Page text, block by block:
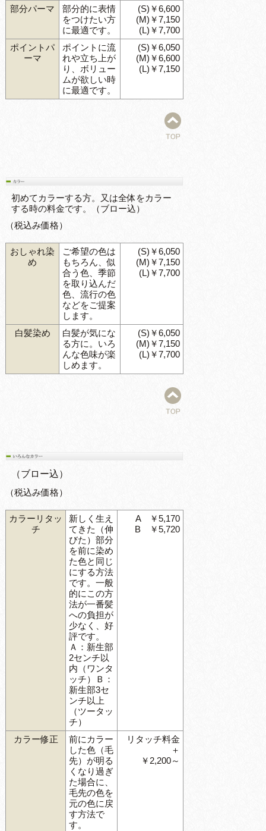
部分パーマ
部分的に表情
をつけたい方
に最適です。
(S)￥6,600
(M)￥7,150
(L)￥7,700
ポイントパ
ーマ
ポイントに流
れや立ち上が
り、ボリュー
ムが欲しい時
に最適です。
(S)￥6,050
(M)￥6,600
(L)￥7,150
初めてカラーする方。又は全体をカラー
する時の料金です。（ブロー込）
（税込み価格）
おしゃれ染
め
ご希望の色は
もちろん、似
合う色、季節
を取り込んだ
色、流行の色
などをご提案
します。
(S)￥6,050
(M)￥7,150
(L)￥7,700
白髪染め
白髪が気にな
る方に。いろ
んな色味が楽
しめます。
(S)￥6,050
(M)￥7,150
(L)￥7,700
（ブロー込）
（税込み価格）
カラーリタッ
チ
新しく生え
てきた（伸
びた）部分
を前に染め
た色と同じ
にする方法
です。一般
的にこの方
法が一番髪
への負担が
少なく、好
評です。
Ａ：新生部
2センチ以
内（ワンタ
ッチ）Ｂ：
新生部3セ
ンチ以上
（ツータッ
チ）
A ￥5,170
B ￥5,720
カラー修正
前にカラー
した色（毛
先）が明る
くなり過ぎ
た場合に、
毛先の色を
元の色に戻
す方法で
す。
リタッチ料金
＋
￥2,200～